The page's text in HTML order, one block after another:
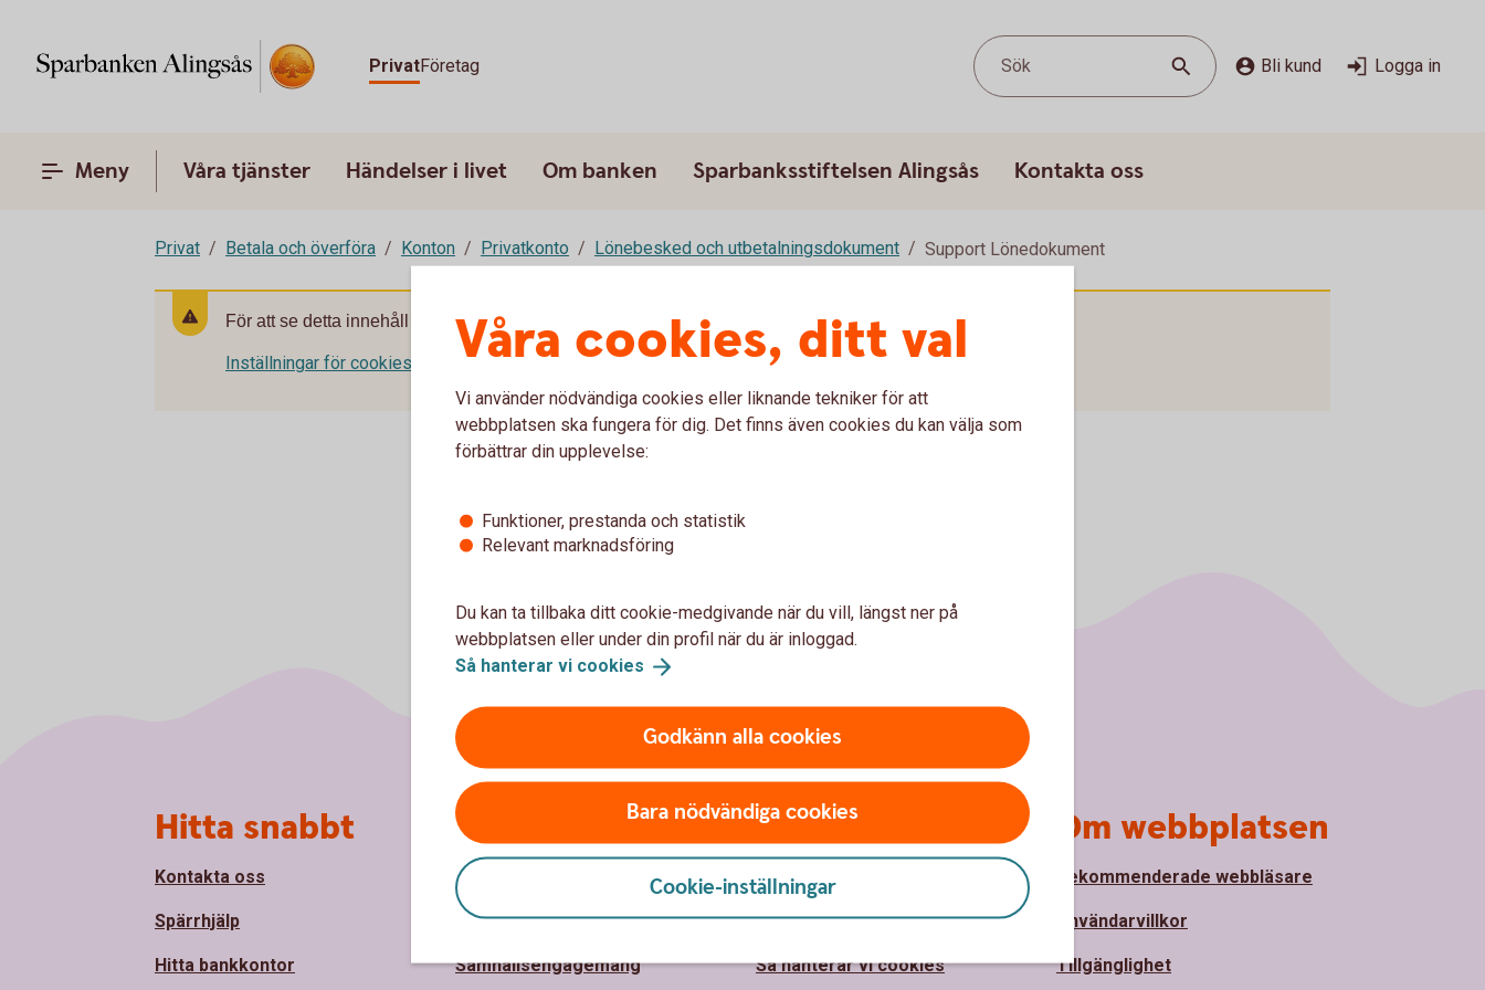
PrivatFöretag Sök Bli kund Logga in
Meny Våra tjänster Händelser i livet Om banken Sparbanksstiftelsen Alingsås Kontakta oss
Privat Betala och överföra Konton Privatkonto Lönebesked och utbetalningsdokument Support Lönedokument
För att se detta innehåll behöver du först godkänna cookies för Funktioner, prestanda och statistik.
Inställningar för cookies Våra cookies, ditt val
Vi använder nödvändiga cookies eller liknande tekniker för att
webbplatsen ska fungera för dig. Det finns även cookies du kan välja som
förbättrar din upplevelse:
Funktioner, prestanda och statistik
Relevant marknadsföring
Du kan ta tillbaka ditt cookie-medgivande när du vill, längst ner på
webbplatsen eller under din profil när du är inloggad.
Så hanterar vi cookies
Godkänn alla cookies
Bara nödvändiga cookies
Cookie-inställningar
Hitta snabbt
Kontakta oss
Spärrhjälp
Hitta bankkontor
Om oss
Om Sparbanken Alingsås
Hållbarhet
Samhällsengagemang
Säkerhet och
integritet
Ta tillbaka cookie-medgivande
Så hanterar vi cookies
Om webbplatsen
Rekommenderade webbläsare
Användarvillkor
Tillgänglighet